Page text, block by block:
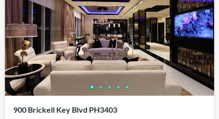
900 Brickell Key Blvd PH3403